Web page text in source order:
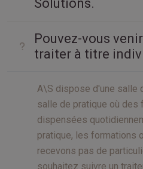
Solutions.
Pouvez-vous
traiter à titre
A\S dispose d'une salle
salle de pratique où des
dispensées
pratique, les formations
recevons pas de
souhaitez suivre un